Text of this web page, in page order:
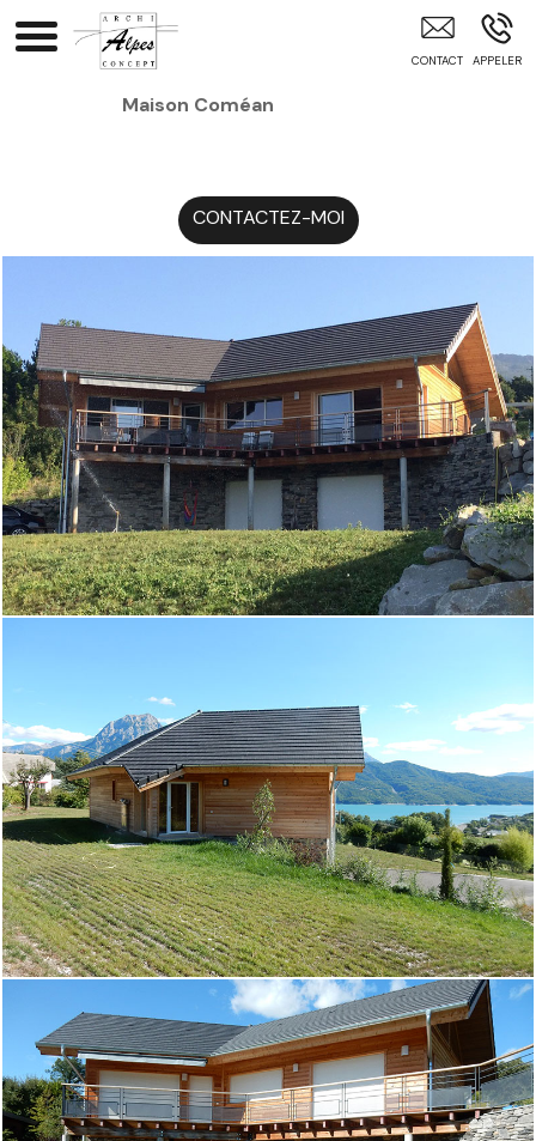
Architecte Intérieur Gap Briançon Hautes-ALpes Hautes-
Alpes (05) Alpes-Maritimes (06) Vaucluse (84) Alpes-De-
Maison Coméan
CONTACTEZ-MOI